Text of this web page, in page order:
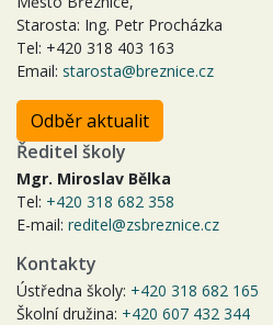
Starosta: Ing. Petr Procházka
Tel: +420 318 403 163
Email: starosta@breznice.cz
Odběr aktualit
Ředitel školy
Mgr. Miroslav Bělka
Tel: +420 318 682 358
E-mail: reditel@zsbreznice.cz
Kontakty
Ústředna školy: +420 318 682 165
Školní družina: +420 607 432 344